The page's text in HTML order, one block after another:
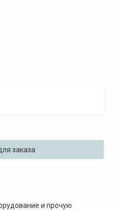
заказа
и прочую